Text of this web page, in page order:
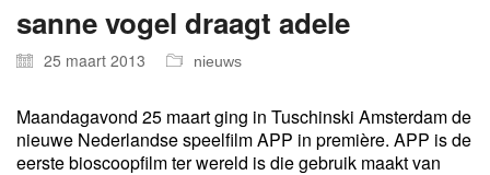
sanne vogel draagt adele
25 maart 2013 nieuws
Maandagavond 25 maart ging in Tuschinski Amsterdam de
nieuwe Nederlandse speelfilm APP in première. APP is de
eerste bioscoopfilm ter wereld is die gebruik maakt van